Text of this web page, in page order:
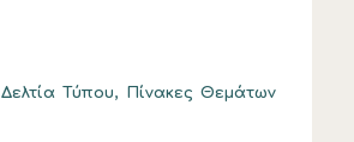
Δελτία Τύπου, Πίνακες Θεμάτων